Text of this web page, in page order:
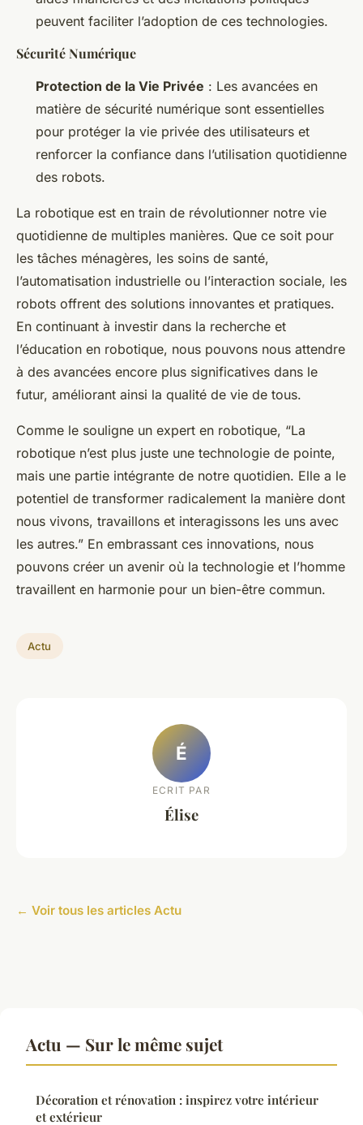
peuvent faciliter l’adoption de ces technologies.
Sécurité Numérique
Protection de la Vie Privée : Les avancées en
matière de sécurité numérique sont essentielles
pour protéger la vie privée des utilisateurs et
renforcer la confiance dans l’utilisation quotidienne
des robots.
La robotique est en train de révolutionner notre vie
quotidienne de multiples manières. Que ce soit pour
les tâches ménagères, les soins de santé,
l’automatisation industrielle ou l’interaction sociale, les
robots offrent des solutions innovantes et pratiques.
En continuant à investir dans la recherche et
l’éducation en robotique, nous pouvons nous attendre
à des avancées encore plus significatives dans le
futur, améliorant ainsi la qualité de vie de tous.
Comme le souligne un expert en robotique, “La
robotique n’est plus juste une technologie de pointe,
mais une partie intégrante de notre quotidien. Elle a le
potentiel de transformer radicalement la manière dont
nous vivons, travaillons et interagissons les uns avec
les autres.” En embrassant ces innovations, nous
pouvons créer un avenir où la technologie et l’homme
travaillent en harmonie pour un bien-être commun.
Actu
É
ECRIT PAR
Élise
← Voir tous les articles Actu
Actu — Sur le même sujet
Décoration et rénovation : inspirez votre intérieur
et extérieur